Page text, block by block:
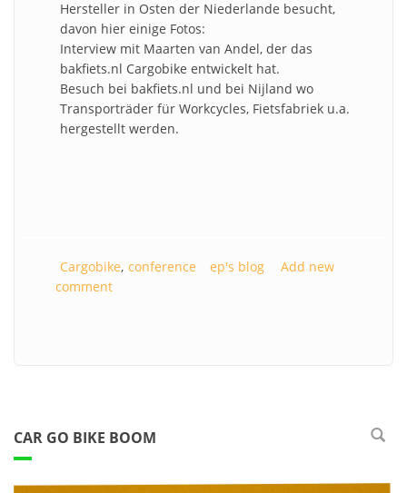
Hersteller in Osten der Niederlande besucht,
davon hier einige Fotos:
Interview mit Maarten van Andel, der das
bakfiets.nl Cargobike entwickelt hat.
Besuch bei bakfiets.nl und bei Nijland wo
Transporträder für Workcycles, Fietsfabriek u.a.
hergestellt werden.
Cargobike conference ep's blog
Add new
comment
CAR GO BIKE BOOM